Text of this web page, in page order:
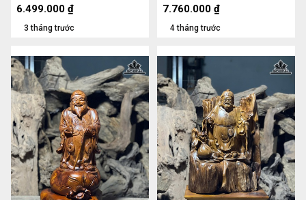
3 tháng trước
6.499.000 ₫
4 tháng trước
7.760.000 ₫